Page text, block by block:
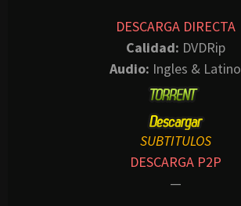
DESCARGA DIRECTA
Calidad: DVDRip
Audio: Ingles & Latino
SUBTITULOS
DESCARGA P2P
—